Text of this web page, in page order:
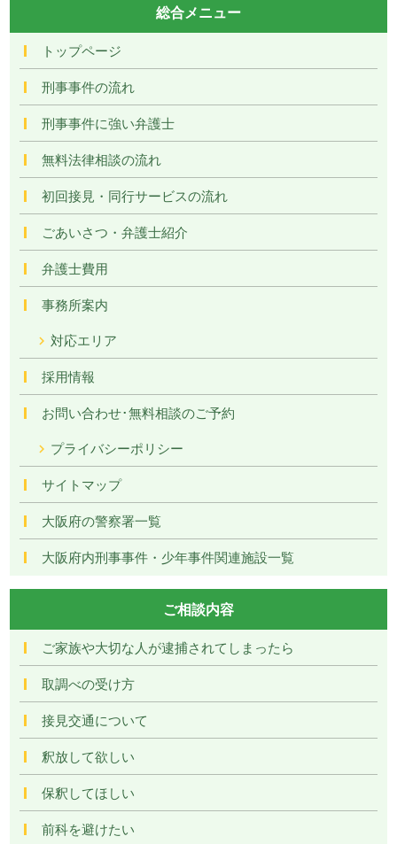
総合メニュー
トップページ
刑事事件の流れ
刑事事件に強い弁護士
無料法律相談の流れ
初回接見・同行サービスの流れ
ごあいさつ・弁護士紹介
弁護士費用
事務所案内
対応エリア
採用情報
お問い合わせ･無料相談のご予約
プライバシーポリシー
サイトマップ
大阪府の警察署一覧
大阪府内刑事事件・少年事件関連施設一覧
ご相談内容
ご家族や大切な人が逮捕されてしまったら
取調べの受け方
接見交通について
釈放して欲しい
保釈してほしい
前科を避けたい